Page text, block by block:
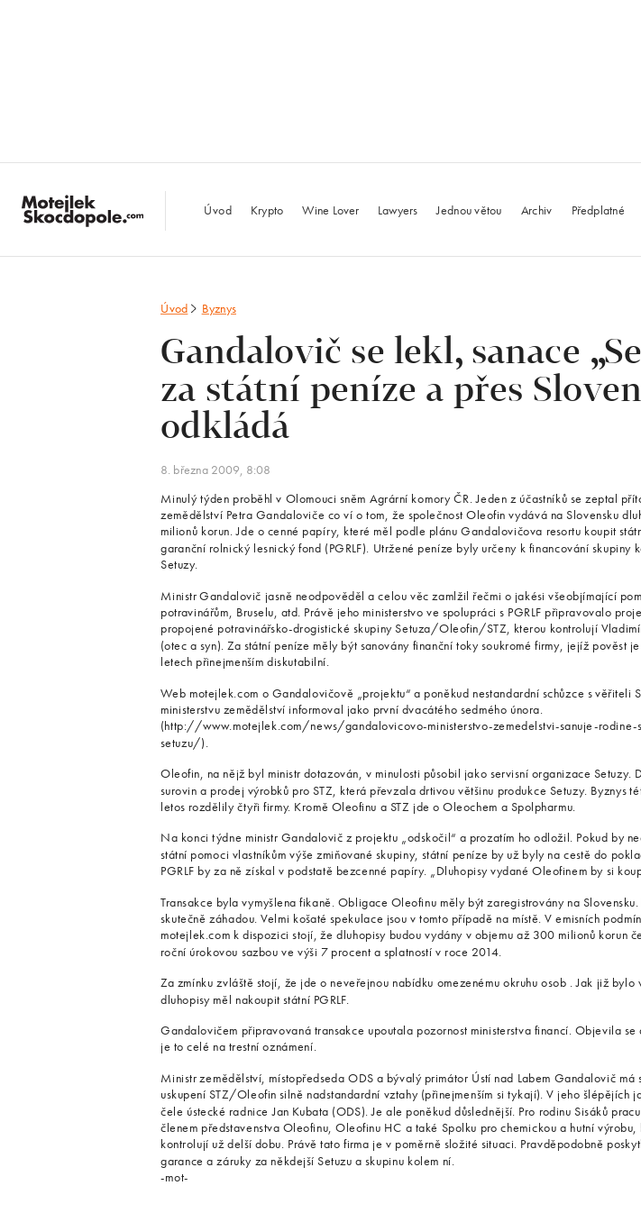
MotejlekSkocdopole.com
Úvod Krypto Wine Lover Lawyers Jednou větou Archiv Předplatné
Úvod Byznys
Gandalovič se lekl, sanace
za státní peníze a přes
odkládá
8. března 2009, 8:08
Minulý týden proběhl v Olomouci sněm Agrární komory ČR. Jeden z účastníků se zeptal
zemědělství Petra Gandaloviče co ví o tom, že společnost Oleofin vydává na Slovensku
milionů korun. Jde o cenné papíry, které měl podle plánu Gandalovičova resortu koupit
garanční rolnický lesnický fond (PGRLF). Utržené peníze byly určeny k financování skupiny
Setuzy.
Ministr Gandalovič jasně neodpověděl a celou věc zamlžil řečmi o jakési všeobjímající
potravinářům, Bruselu, atd. Právě jeho ministerstvo ve spolupráci s PGRLF připravovalo
propojené potravinářsko-drogistické skupiny Setuza/Oleofin/STZ, kterou kontrolují
(otec a syn). Za státní peníze měly být sanovány finanční toky soukromé firmy, jejíž pověst
letech přinejmenším diskutabilní.
Web motejlek.com o Gandalovičově „projektu“ a poněkud nestandardní schůzce s věřiteli
ministerstvu zemědělství informoval jako první dvacátého sedmého února.
(http://www.motejlek.com/news/gandalovicovo-ministerstvo-zemedelstvi-sanuje-rodine-
setuzu/).
Oleofin, na nějž byl ministr dotazován, v minulosti působil jako servisní organizace Setuzy.
surovin a prodej výrobků pro STZ, která převzala drtivou většinu produkce Setuzy. Byznys
letos rozdělily čtyři firmy. Kromě Oleofinu a STZ jde o Oleochem a Spolpharmu.
Na konci týdne ministr Gandalovič z projektu „odskočil“ a prozatím ho odložil. Pokud by
státní pomoci vlastníkům výše zmiňované skupiny, státní peníze by už byly na cestě do
PGRLF by za ně získal v podstatě bezcenné papíry. „Dluhopisy vydané Oleofinem by si
Transakce byla vymyšlena fikaně. Obligace Oleofinu měly být zaregistrovány na
skutečně záhadou. Velmi košaté spekulace jsou v tomto případě na místě. V emisních
motejlek.com k dispozici stojí, že dluhopisy budou vydány v objemu až 300 milionů korun
roční úrokovou sazbou ve výši 7 procent a splatností v roce 2014.
Za zmínku zvláště stojí, že jde o neveřejnou nabídku omezenému okruhu osob . Jak již bylo
dluhopisy měl nakoupit státní PGRLF.
Gandalovičem připravovaná transakce upoutala pozornost ministerstva financí. Objevila se
je to celé na trestní oznámení.
Ministr zemědělství, místopředseda ODS a bývalý primátor Ústí nad Labem Gandalovič má
uskupení STZ/Oleofin silně nadstandardní vztahy (přinejmenším si tykají). V jeho šlépějích
čele ústecké radnice Jan Kubata (ODS). Je ale poněkud důslednější. Pro rodinu Sisáků
členem představenstva Oleofinu, Oleofinu HC a také Spolku pro chemickou a hutní výrobu,
kontrolují už delší dobu. Právě tato firma je v poměrně složité situaci. Pravděpodobně
garance a záruky za někdejší Setuzu a skupinu kolem ní.
-mot-